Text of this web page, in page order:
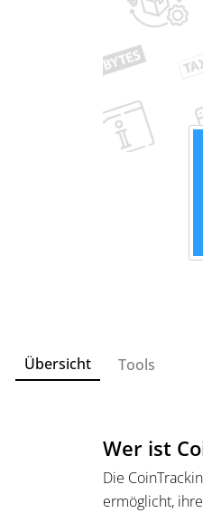
Übersicht Tools
Wer ist
Die
ermöglicht,